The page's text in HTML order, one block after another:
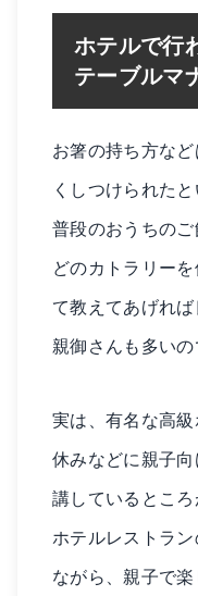
ホテルで行
テーブルマ
お箸の持ち方な
くしつけられた
普段のおうちの
どのカトラリー
て教えてあげれ
親御さんも多いの
実は、有名な高
休みなどに親子
講しているところ
ホテルレストラ
ながら、親子で